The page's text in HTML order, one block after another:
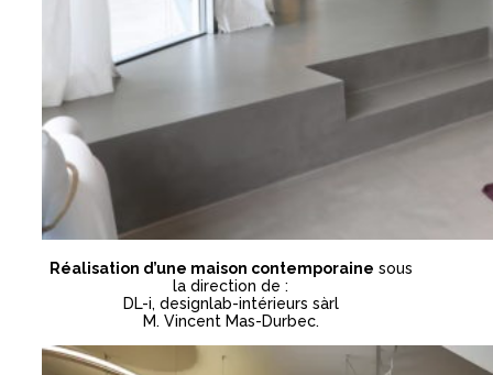
Réalisation d’une maison contemporaine sous
la direction de :
DL-i, designlab-intérieurs sàrl
M. Vincent Mas-Durbec.